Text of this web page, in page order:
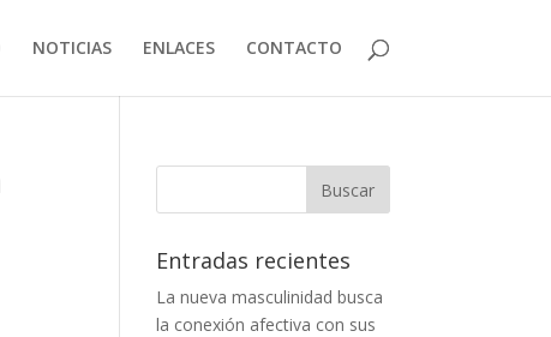
NOTICIAS ENLACES CONTACTO
Entradas recientes
La nueva masculinidad busca
la conexión afectiva con sus